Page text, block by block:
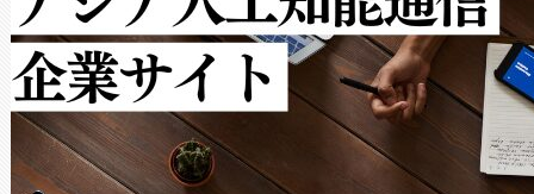
ルの変電所周囲を監視でき、
作業と点群処理を簡素化でき
Avia 2は、2種類のFOVオプシ
× 80°のノーマルモード、長